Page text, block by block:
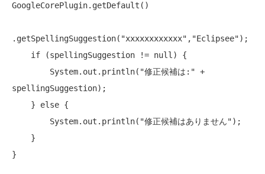
GoogleCorePlugin.getDefault()
.getSpellingSuggestion( "xxxxxxxxxxxx" , "Eclipsee");
if (spellingSuggestion != null) {
        System.out.println(
"修正候補は:" +
spellingSuggestion);
    }
else {
        System.out.println(
"修正候補はありません");